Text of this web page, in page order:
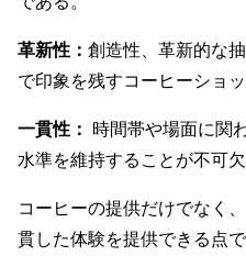
革新性： 創造性、革新的な
で印象を残すコーヒーショ
一貫性： 時間帯や場面に関
水準を維持することが不可欠
コーヒーの提供だけでなく
貫した体験を提供できる点